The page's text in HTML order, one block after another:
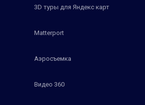
3D туры для Яндекс карт
Matterport
Аэросъемка
Видео 360